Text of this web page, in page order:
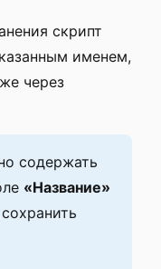
скрипт
именем,
через
содержать
«Название»